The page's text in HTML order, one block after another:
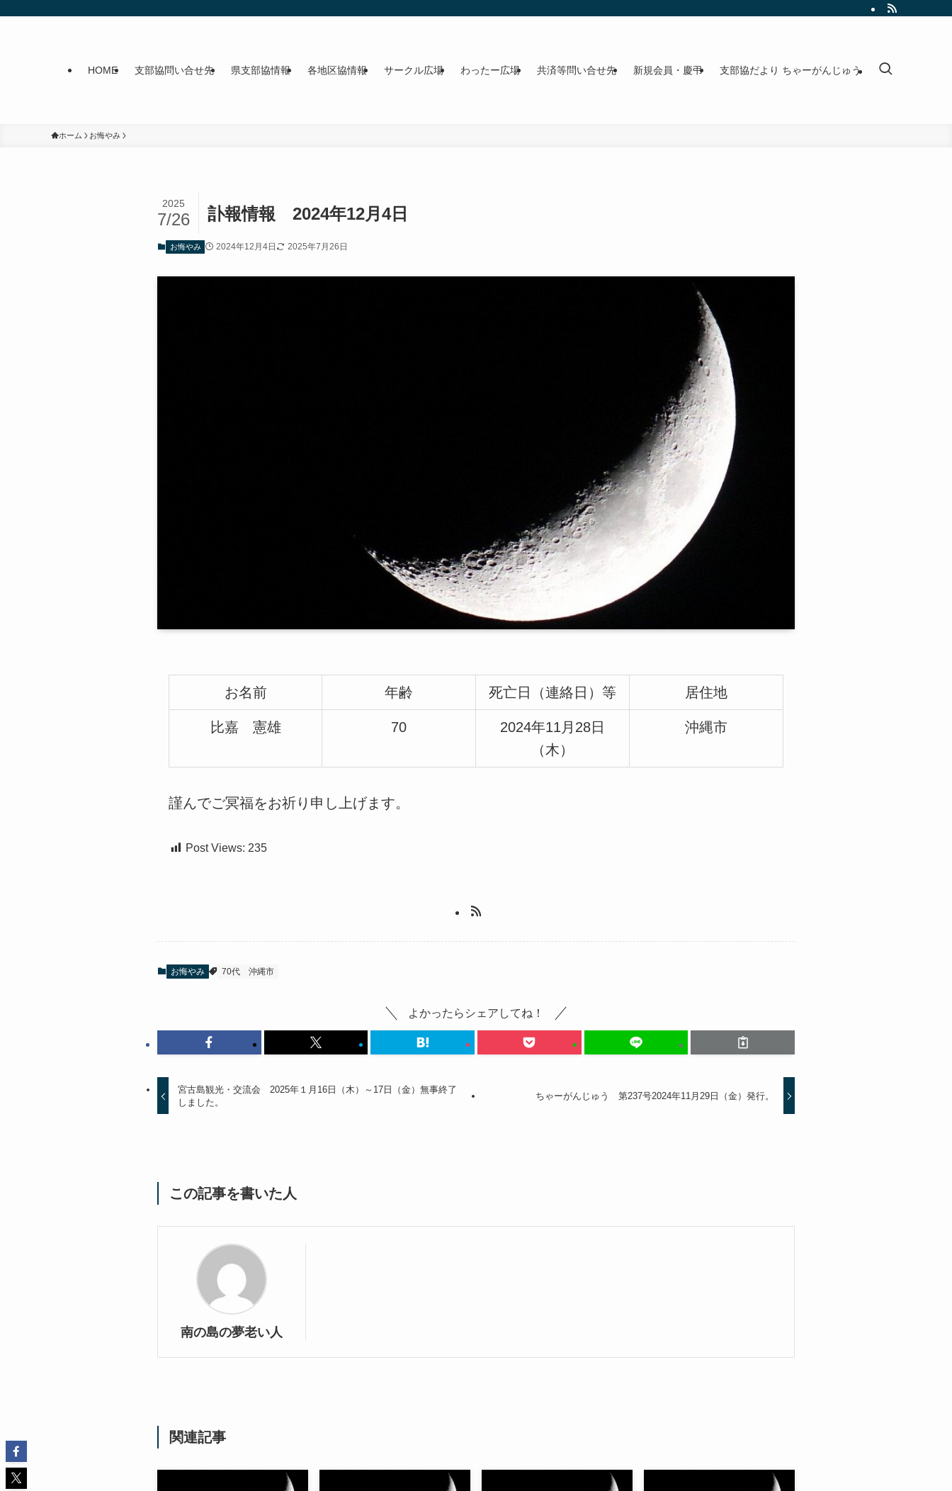
HOME 支部協問い合せ先 県支部協情報 各地区協情報 サークル広場 わったー広場 共済等問い合せ先 新規会員・慶弔 支部協だより ちゃーがんじゅう
ホーム お悔やみ
訃報情報 2024年12月4日
2025
7/26
お悔やみ 2024年12月4日 2025年7月26日
お名前 年齢 死亡日（連絡日）等 居住地
比嘉 憲雄 70
2024年11月28日
（木）
沖縄市
謹んでご冥福をお祈り申し上げます。
Post Views: 235
お悔やみ 70代 沖縄市
よかったらシェアしてね！
宮古島観光・交流会 2025年１月16日（木）～17日（金）無事終了
しました。
ちゃーがんじゅう 第237号2024年11月29日（金）発行。
この記事を書いた人
南の島の夢老い人
関連記事